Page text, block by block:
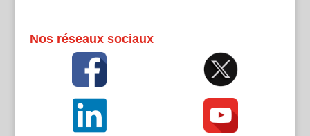
Nos réseaux sociaux